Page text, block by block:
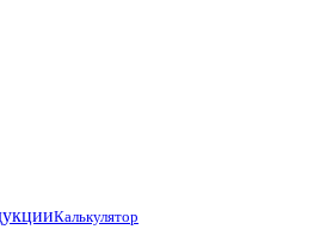
Калькулятор